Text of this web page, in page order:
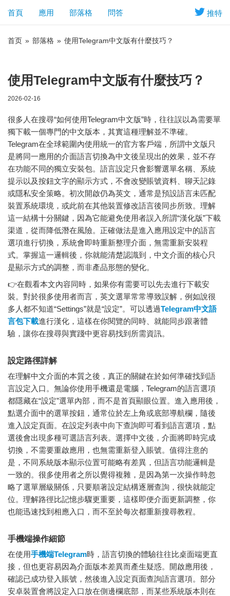
推特
首頁 應用 部落格 問答
首页 » 部落格 » 使用Telegram中文版有什麼技巧？
使用Telegram中文版有什麼技巧？
2026-02-16
很多人在搜尋“如何使用Telegram中文版”時，往往誤以為需要單
獨下載一個專門的中文版本，其實這種理解並不準確。
Telegram在全球範圍內使用統一的官方客戶端，所謂中文版只
是將同一應用的介面語言切換為中文後呈現出的效果，並不存
在功能不同的獨立安裝包。語言設定只會影響選單名稱、系統
提示以及按鈕文字的顯示方式，不會改變賬號資料、聊天記錄
或隱私安全策略。初次開啟仍為英文，通常是預設語言未匹配
裝置系統環境，或此前在其他裝置修改語言後同步所致。理解
這一結構十分關鍵，因為它能避免使用者誤入所謂“漢化版”下載
渠道，從而降低潛在風險。正確做法是進入應用設定中的語言
選項進行切換，系統會即時重新整理介面，無需重新安裝程
式。掌握這一邏輯後，你就能清楚認識到，中文介面的核心只
是顯示方式的調整，而非產品形態的變化。
👉在觀看本文內容同時，如果你有需要可以先去進行下載安
裝。對於很多使用者而言，英文選單常常導致誤解，例如說很
多人都不知道“Settings”就是“設定”。可以透過Telegram中文語
言包下載進行漢化，這樣在你閱覽的同時、就能同步跟著體
驗，讓你在搜尋與實踐中更容易找到所需資訊。
設定路徑詳解
在理解中文介面的本質之後，真正的關鍵在於如何準確找到語
言設定入口。無論你使用手機還是電腦，Telegram的語言選項
都隱藏在“設定”選單內部，而不是首頁顯眼位置。進入應用後，
點選介面中的選單按鈕，通常位於左上角或底部導航欄，隨後
進入設定頁面。在設定列表中向下查詢即可看到語言選項，點
選後會出現多種可選語言列表。選擇中文後，介面將即時完成
切換，不需要重啟應用，也無需重新登入賬號。值得注意的
是，不同系統版本顯示位置可能略有差異，但語言功能邏輯是
一致的。很多使用者之所以覺得複雜，是因為第一次操作時忽
略了選單層級關係，只要順著設定結構逐層查詢，很快就能定
位。理解路徑比記憶步驟更重要，這樣即便介面更新調整，你
也能迅速找到相應入口，而不至於每次都重新搜尋教程。
手機端操作細節
在使用手機端Telegram時，語言切換的體驗往往比桌面端更直
接，但也更容易因為介面版本差異而產生疑惑。開啟應用後，
確認已成功登入賬號，然後進入設定頁面查詢語言選項。部分
安卓裝置會將設定入口放在側邊欄底部，而某些系統版本則在